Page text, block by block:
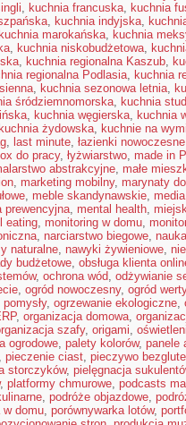
, kuchnia francuska, kuchnia
, kuchnia indyjska,
kuchnia marokańska, kuchnia
, kuchnia niskobudżetowa,
, kuchnia regionalna Kaszub,
regionalna Podlasia, kuchnia
, kuchnia sezonowa letnia,
śródziemnomorska, kuchnia
, kuchnia węgierska, kuchnia
kuchnia żydowska, kuchnie na
, last minute, łazienki nowoczesne
do pracy, łyżwiarstwo, made in
abstrakcyjne, małe
, marketing mobilny, marynaty
, meble skandynawskie,
prewencyjna, mental health,
eating, monitoring w domu,
, narciarstwo biegowe,
naturalne, nawyki żywieniowe,
budżetowe, obsługa klienta
, ochrona wód, odżywianie
, ogród nowoczesny, ogród
, ogrzewanie ekologiczne,
, organizacja domowa,
szafy, origami,
ogrodowe, palety kolorów, panele
, pieczenie ciast, pieczywo
storczyków, pielęgnacja
, platformy chmurowe, podcasts
, podróże objazdowe,
w domu, porównywarka lotów,